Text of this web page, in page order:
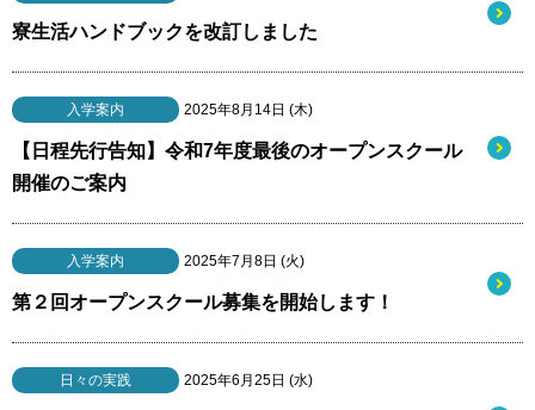
寮生活ハンドブックを改訂しました
入学案内 2025年8月14日 (木)
【日程先行告知】令和7年度最後のオープンスクール
開催のご案内
入学案内 2025年7月8日 (火)
第２回オープンスクール募集を開始します！
日々の実践 2025年6月25日 (水)